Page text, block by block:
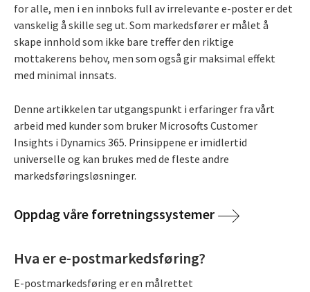
for alle, men i en innboks full av irrelevante e-poster er det
vanskelig å skille seg ut. Som markedsfører er målet å
skape innhold som ikke bare treffer den riktige
mottakerens behov, men som også gir maksimal effekt
med minimal innsats.
Denne artikkelen tar utgangspunkt i erfaringer fra vårt
arbeid med kunder som bruker Microsofts Customer
Insights i Dynamics 365. Prinsippene er imidlertid
universelle og kan brukes med de fleste andre
markedsføringsløsninger.
Oppdag våre forretningssystemer
Hva er e-postmarkedsføring?
E-postmarkedsføring er en målrettet